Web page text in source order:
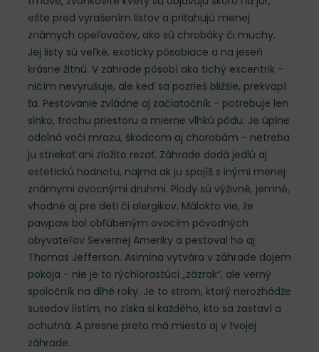
ešte pred vyrašením listov a priťahujú menej
známych opeľovačov, ako sú chrobáky či muchy.
Jej listy sú veľké, exoticky pôsobiace a na jeseň
krásne žltnú. V záhrade pôsobí ako tichý excentrik -
ničím nevyrušuje, ale keď sa pozrieš bližšie, prekvapí
ťa. Pestovanie zvládne aj začiatočník - potrebuje len
slnko, trochu priestoru a mierne vlhkú pôdu. Je úplne
odolná voči mrazu, škodcom aj chorobám - netreba
ju striekať ani zložito rezať. Záhrade dodá jedlú aj
estetickú hodnotu, najmä ak ju spojíš s inými menej
známymi ovocnými druhmi. Plody sú výživné, jemné,
vhodné aj pre deti či alergikov. Málokto vie, že
pawpaw bol obľúbeným ovocím pôvodných
obyvateľov Severnej Ameriky a pestoval ho aj
Thomas Jefferson. Asimina vytvára v záhrade dojem
pokoja - nie je to rýchlorastúci „zázrak“, ale verný
spoločník na dlhé roky. Je to strom, ktorý nerozhádže
susedov lístím, no získa si každého, kto sa zastaví a
ochutná. A presne preto má miesto aj v tvojej
záhrade.